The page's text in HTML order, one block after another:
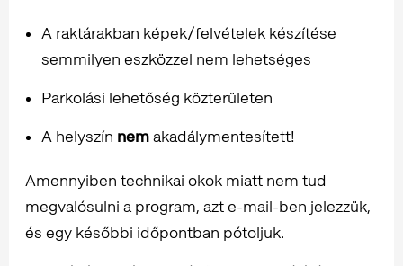
A raktárakban képek/felvételek készítése
semmilyen eszközzel nem lehetséges
Parkolási lehetőség közterületen
A helyszín nemakadálymentesített!
Amennyiben technikai okok miatt nem tud
megvalósulni a program, azt e-mail-ben jelezzük,
és egy későbbi időpontban pótoljuk.